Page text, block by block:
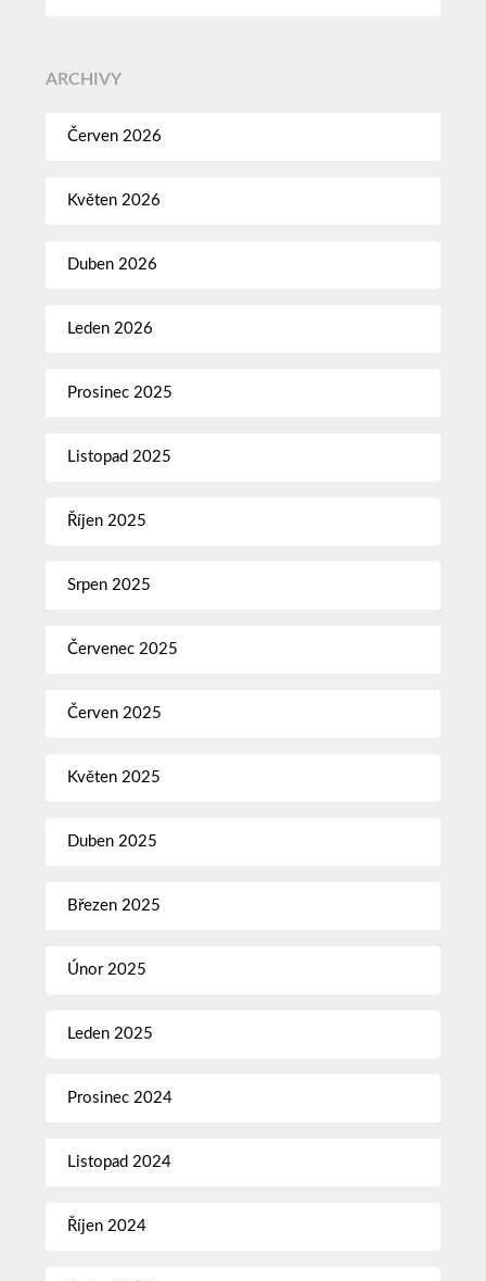
ARCHIVY
Červen 2026
Květen 2026
Duben 2026
Leden 2026
Prosinec 2025
Listopad 2025
Říjen 2025
Srpen 2025
Červenec 2025
Červen 2025
Květen 2025
Duben 2025
Březen 2025
Únor 2025
Leden 2025
Prosinec 2024
Listopad 2024
Říjen 2024